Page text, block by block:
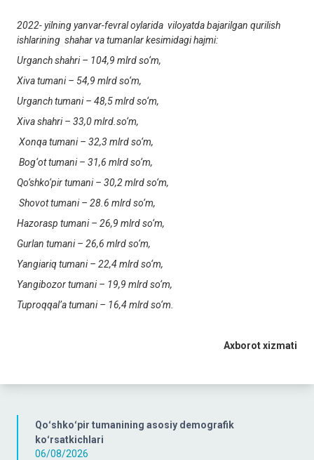
Qoʻshkoʻpir tumanining asosiy demografik
koʻrsatkichlari
06/08/2026
2022- yilning yanvar-fevral oylarida viloyatda bajarilgan qurilish
ishlarining shahar va tumanlar kesimidagi hajmi:
Urganch shahri – 104,9 mlrd so‘m,
Xiva tumani – 54,9 mlrd so‘m,
Urganch tumani – 48,5 mlrd so‘m,
Xiva shahri – 33,0 mlrd.so‘m,
Xonqa tumani – 32,3 mlrd so‘m,
Bog‘ot tumani – 31,6 mlrd so‘m,
Qo‘shko‘pir tumani – 30,2 mlrd so‘m,
Shovot tumani – 28.6 mlrd so‘m,
Hazorasp tumani – 26,9 mlrd so‘m,
Gurlan tumani – 26,6 mlrd so‘m,
Yangiariq tumani – 22,4 mlrd so‘m,
Yangibozor tumani – 19,9 mlrd so‘m,
Tuproqqal’a tumani – 16,4 mlrd so‘m.
Axborot xizmati